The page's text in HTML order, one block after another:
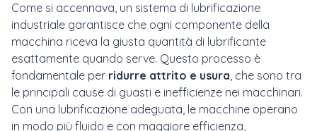
Come si accennava, un sistema di lubrificazione
industriale garantisce che ogni componente della
macchina riceva la giusta quantità di lubrificante
esattamente quando serve. Questo processo è
fondamentale per ridurre attrito e usura, che sono tra
le principali cause di guasti e inefficienze nei macchinari.
Con una lubrificazione adeguata, le macchine operano
in modo più fluido e con maggiore efficienza,